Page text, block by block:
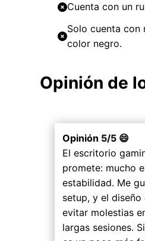
Cuenta con un
Solo cuenta con
color negro.
Opinión de
Opinión 5/5 😄
El escritorio
promete: mucho
estabilidad. Me
setup, y el
evitar molestias
largas sesiones.